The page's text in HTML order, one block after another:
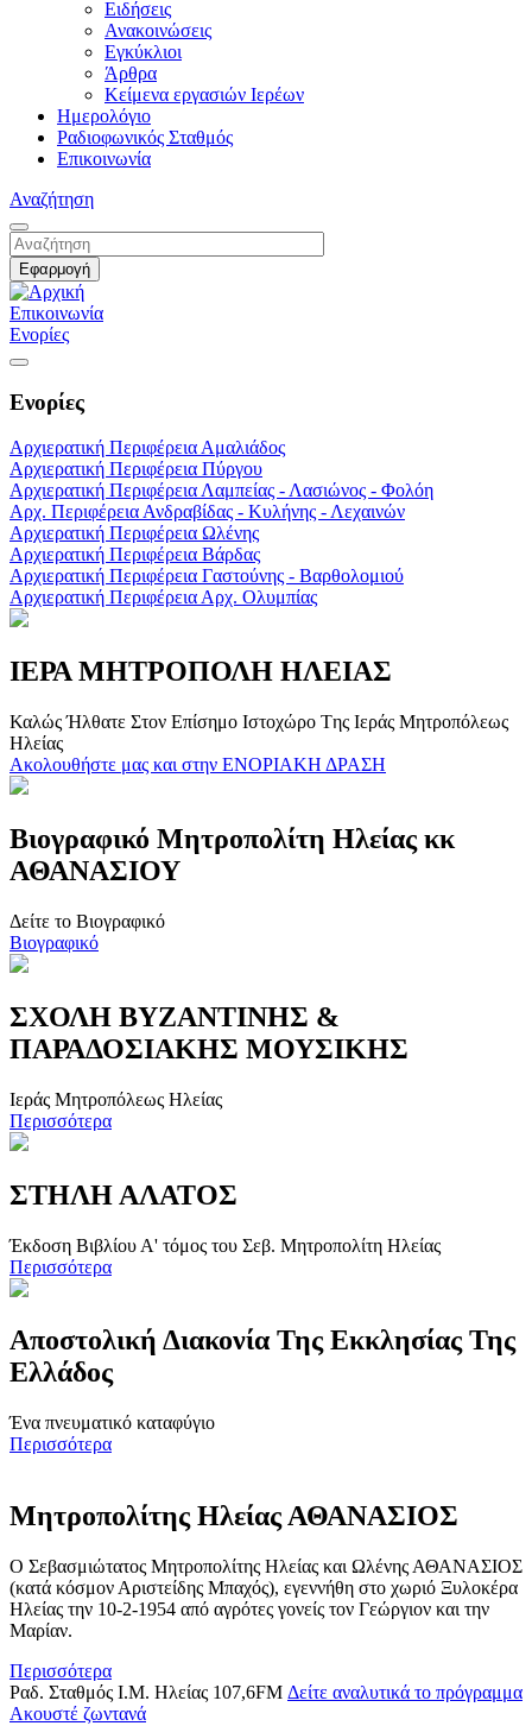
Ειδήσεις
Ανακοινώσεις
Εγκύκλιοι
Άρθρα
Κείμενα εργασιών Ιερέων
Ημερολόγιο
Ραδιοφωνικός Σταθμός
Επικοινωνία
Αναζήτηση
Επικοινωνία
Ενορίες
Ενορίες
Αρχιερατική Περιφέρεια Αμαλιάδος
Αρχιερατική Περιφέρεια Πύργου
Αρχιερατική Περιφέρεια Λαμπείας - Λασιώνος - Φολόη
Αρχ. Περιφέρεια Ανδραβίδας - Κυλήνης - Λεχαινών
Αρχιερατική Περιφέρεια Ωλένης
Αρχιερατική Περιφέρεια Βάρδας
Αρχιερατική Περιφέρεια Γαστούνης - Βαρθολομιού
Αρχιερατική Περιφέρεια Αρχ. Ολυμπίας
ΙΕΡΑ ΜΗΤΡΟΠΟΛΗ ΗΛΕΙΑΣ
Καλώς Ήλθατε Στον Επίσημο Iστοχώρο Tης Ιεράς Μητροπόλεως
Ηλείας
Ακολουθήστε μας και στην ΕΝΟΡΙΑΚΗ ΔΡΑΣΗ
Βιογραφικό Μητροπολίτη Ηλείας κκ
ΑΘΑΝΑΣΙΟΥ
Δείτε το Βιογραφικό
Βιογραφικό
ΣΧΟΛΗ ΒΥΖΑΝΤΙΝΗΣ &
ΠΑΡΑΔΟΣΙΑΚΗΣ ΜΟΥΣΙΚΗΣ
Ιεράς Μητροπόλεως Ηλείας
Περισσότερα
ΣΤΗΛΗ ΑΛΑΤΟΣ
Έκδοση Βιβλίου Α' τόμος του Σεβ. Μητροπολίτη Ηλείας
Περισσότερα
Αποστολική Διακονία Της Εκκλησίας Της
Ελλάδος
Ένα πνευματικό καταφύγιο
Περισσότερα
Μητροπολίτης Ηλείας ΑΘΑΝΑΣΙΟΣ
Ο Σεβασμιώτατος Μητροπολίτης Ηλείας και Ωλένης ΑΘΑΝΑΣΙΟΣ
(κατά κόσμον Αριστείδης Μπαχός), εγεννήθη στο χωριό Ξυλοκέρα
Ηλείας την 10-2-1954 από αγρότες γονείς τον Γεώργιον και την
Μαρίαν.
Περισσότερα
Ραδ. Σταθμός Ι.Μ. Ηλείας 107,6FM Δείτε αναλυτικά το πρόγραμμα
Aκουστέ ζωντανά